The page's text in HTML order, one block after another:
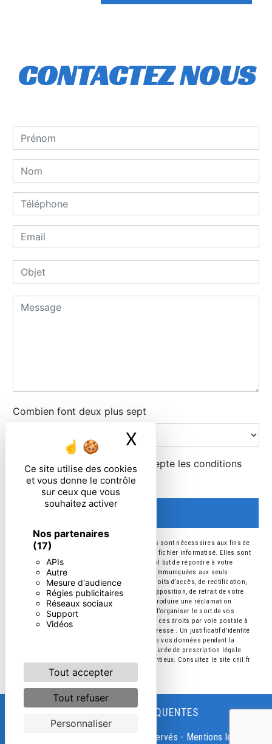
Ce site utilise des cookies
et vous donne le contrôle
sur ceux que vous
souhaitez activer
Nos partenaires
(17)
APIs
Autre
Mesure d'audience
Régies publicitaires
Réseaux sociaux
Support
Vidéos
Tout accepter
Tout refuser
Personnaliser
X Masquer le
CONTACTEZ NOUS
Combien font deux plus sept
En cochant cette case, j'accepte les conditions
particulières ci-dessous **
** Les données personnelles communiquées sont nécessaires aux fins de
vous contacter et sont enregistrées dans un fichier informatisé. Elles sont
destinées à et ses sous-traitants dans le seul but de répondre à votre
message. Les données collectées seront communiquées aux seuls
destinataires suivants: . Vous disposez de droits d’accès, de rectification,
d’effacement, de portabilité, de limitation, d’opposition, de retrait de votre
consentement à tout moment et du droit d’introduire une réclamation
auprès d’une autorité de contrôle, ainsi que d’organiser le sort de vos
données post-mortem. Vous pouvez exercer ces droits par voie postale à
l'adresse ou par courrier électronique à l'adresse . Un justificatif d'identité
pourra vous être demandé. Nous conservons vos données pendant la
période de prise de contact puis pendant la durée de prescription légale
aux fins probatoires et de gestion des contentieux. Consultez le site cnil.fr
pour plus d’informations sur vos droits.
RECHERCHES FRÉQUENTES
- 2026 - Tous droits réservés - Mentions légales